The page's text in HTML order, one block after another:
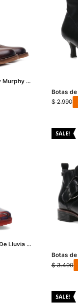
Murphy -
Botas
Negro
$ 2.990
Lluvia -
Botas
de
$ 3.490